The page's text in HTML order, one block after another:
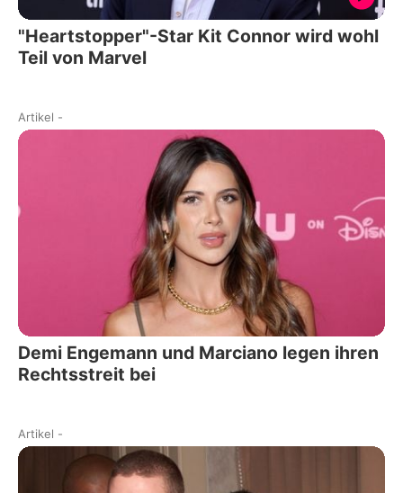
"Heartstopper"-Star Kit Connor wird wohl
Teil von Marvel
Artikel -
Demi Engemann und Marciano legen ihren
Rechtsstreit bei
Artikel -